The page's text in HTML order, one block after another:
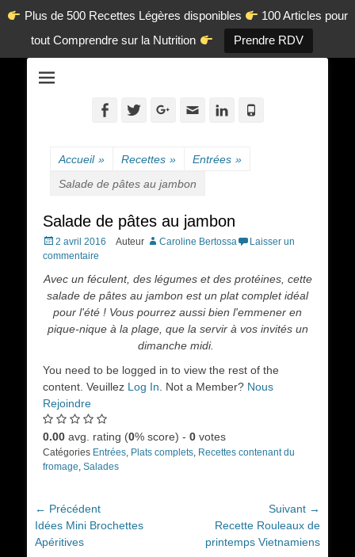
Plus de 500 Recettes Légères disponibles
100 Articles pour
tout Comprendre sur la Nutrition
Prendre RDV
en-ligne.com
Facebook
TwitterGoogleplus
AdresseLinkedin
Accueil » Recettes » Entrées »
Salade de pâtes au jambon
Salade de pâtes au jambon
Posted
on
2 avril 2016 Auteur Caroline Bertossa
Laisser un
commentaire
Avec un féculent, des légumes et des protéines, cette
salade de pâtes au jambon est un plat complet idéal
pour l'été ! Vous pourrez aussi bien l'emmener en
pique-nique à la plage, que la servir à vos invités un
dimanche midi.
You need to be logged in to view the rest of the
content. Veuillez Log In . Not a Member? Nous
Rejoindre
0.00 avg. rating (0% score) - 0 votes
Catégories Entrées, Plats complets, Recettes contenant du
fromage, Salades
Navigation
de
l’article
← Précédent
Article
précédent :
Idées Mini Brochettes
Apéritives
Suivant →
suivant :
Recette Rouleaux de
printemps Vietnamiens